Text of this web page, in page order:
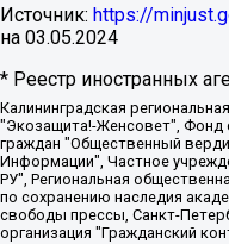
Источник: https://
на 03.05.2024
* Реестр иностранных
Калининградская региональная общественная организация "Экозащита!-Женсовет", Фонд содействия защите прав и свобод граждан "Общественный вердикт", Фонд "Институт Развития Свободы Информации", Частное учреждение "Информационное агентство МЕМО. РУ", Региональная общественная организация "Общественная комиссия по сохранению наследия академика Сахарова", Фонд поддержки свободы прессы, Санкт-Петербургская общественная правозащитная организация "Гражданский контроль", Межрегиональная общественная организация "Информационно-просветительский центр "Мемориал", Региональный Фонд "Центр Защиты Прав Средств Массовой Информации", с 05.12.2023 Фонд "Центр Защиты Прав Средств массовой информации", Региональная общественная благотворительная организация помощи беженцам и мигрантам "Гражданское содействие", Негосударственное образовательное учреждение дополнительного профессионального образования (повышение квалификации) специалистов "АКАДЕМИЯ ПО ПРАВАМ ЧЕЛОВЕКА", Свердловская региональная общественная организация "Сутяжник", Автономная некоммерческая организация "Центр независимых социологических исследований", Союз общественных объединений "Российский исследовательский центр по правам человека", Региональное общественное учреждение научно-информационный центр "МЕМОРИАЛ", Некоммерческая организация "Фонд защиты гласности", Автономная некоммерческая организация "Институт прав человека", Городская общественная организация "Екатеринбургское общество "МЕМОРИАЛ", Городская общественная организация "Рязанское историко-просветительское и правозащитное общество "Мемориал" (Рязанский Мемориал), Челябинский региональный орган общественной самодеятельности – женское общественное объединение "Женщины Евразии", Челябинский региональный орган общественной самодеятельности "Уральская правозащитная группа", Фонд содействия защите здоровья и социальной справедливости имени Андрея Рылькова, Автономная Некоммерческая Организация "Аналитический Центр Юрия Левады", Автономная некоммерческая организация социальной поддержки населения "Проект Апрель", Региональная общественная организация помощи женщинам и детям, находящимся в кризисной ситуации "Информационно-методический центр "Анна", Фонд содействия развитию массовых коммуникаций и правовому просвещению "Так-так-Так", Фонд содействия устойчивому развитию "Серебряная тайга", Свердловский региональный общественный фонд социальных проектов "Новое время", "Idel.Реалии", Кавказ.Реалии, Крым.Реалии, Телеканал Настоящее Время, Татаро-башкирская служба Радио Свобода (Azatliq Radiosi), Радио Свободная Европа/Радио Свобода (PCE/PC), "Сибирь.Реалии", "Фактограф", Благотворительный фонд помощи осужденным и их семьям, Автономная некоммерческая организация "Институт глобализации и социальных движений", Фонд "В защиту прав заключенных", Частное учреждение "Центр поддержки и содействия развитию средств массовой информации", Пензенский региональный общественный благотворительный фонд "Гражданский союз", "Север.Реалии", Некоммерческая организация Фонд "Правовая инициатива", Общество с ограниченной ответственностью "Радио Свободная Европа/Радио Свобода", Чешское информационное агентство "MEDIUM-ORIENT", Красноярская региональная общественная организация "Мы против СПИДа", Камалягин Денис Николаевич, Маркелов Сергей Евгеньевич, Пономарев Лев Александрович, Савицкая Людмила Алексеевна, Автономная некоммерческая организация "Центр по работе с проблемой насилия "НАСИЛИЮ.НЕТ", Межрегиональный профессиональный союз работников здравоохранения "Альянс врачей", Юридическое лицо, зарегистрированное в Латвийской Республике, SIA "Medusa Project" (регистрационный номер 40103797863, дата регистрации 10.06.2014), Некоммерческая организация "Фонд по борьбе с коррупцией", Автономная некоммерческая организация "Институт права и публичной политики", Баданин Роман Сергеевич, Гликин Максим Александрович, Железнова Мария Михайловна, Лукьянова Юлия Сергеевна, Маетная Елизавета Витальевна, Маняхин Петр Борисович, Чуракова Ольга Владимировна, Ярош Юлия Петровна, Юридическое лицо "The Insider SIA", зарегистрированное в Риге, Латвийская Республика (дата регистрации 26.06.2015), являющееся администратором доменного имени интернет-издания "The Insider SIA", https://theins.ru, Постернак Алексей Евгеньевич, Рубин Михаил Аркадьевич, Анин Роман Александрович, Юридическое лицо Istories fonds, зарегистрированное в Латвийской Республике (регистрационный номер 50008295751, дата регистрации 24.02.2020), Великовский Дмитрий Александрович, Долинина Ирина Николаевна, Мароховская Алеся Алексеевна, Шлейнов Роман Юрьевич, Шмагун Олеся Валентиновна, Общество с ограниченной ответственностью "Альтаир 2021", Общество с ограниченной ответственностью "Вега 2021", Общество с ограниченной ответственностью "Главный редактор 2021", Общество с ограниченной ответственностью "Ромашки монолит", Важенков Артем Валерьевич, Ивановская областная общественная организация "Центр гендерных исследований", Гурман Юрий Альбертович, Медиапроект "ОВД-Инфо", Егоров Владимир Владимирович, Жилинский Владимир Александрович, Общество с ограниченной ответственностью "ЗП", Иванова